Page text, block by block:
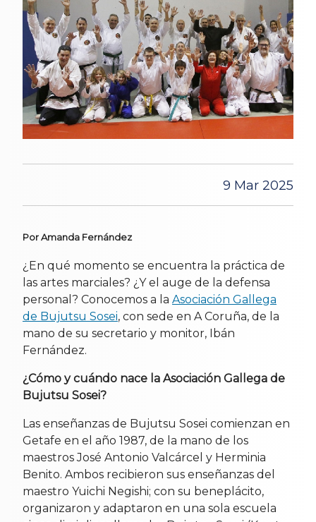
9 Mar 2025
Por Amanda Fernández
¿En qué momento se encuentra la práctica de
las artes marciales? ¿Y el auge de la defensa
personal? Conocemos a la Asociación Gallega
de Bujutsu Sosei, con sede en A Coruña, de la
mano de su secretario y monitor, Ibán
Fernández.
¿Cómo y cuándo nace la Asociación Gallega de
Bujutsu Sosei?
Las enseñanzas de Bujutsu Sosei comienzan en
Getafe en el año 1987, de la mano de los
maestros José Antonio Valcárcel y Herminia
Benito. Ambos recibieron sus enseñanzas del
maestro Yuichi Negishi; con su beneplácito,
organizaron y adaptaron en una sola escuela